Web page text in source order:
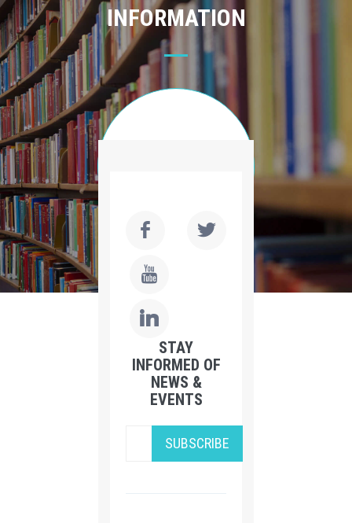
INFORMATION
STAY
INFORMED OF
NEWS &
EVENTS
SUBSCRIBE